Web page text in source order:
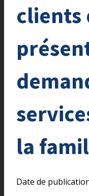
clients
la
Date de